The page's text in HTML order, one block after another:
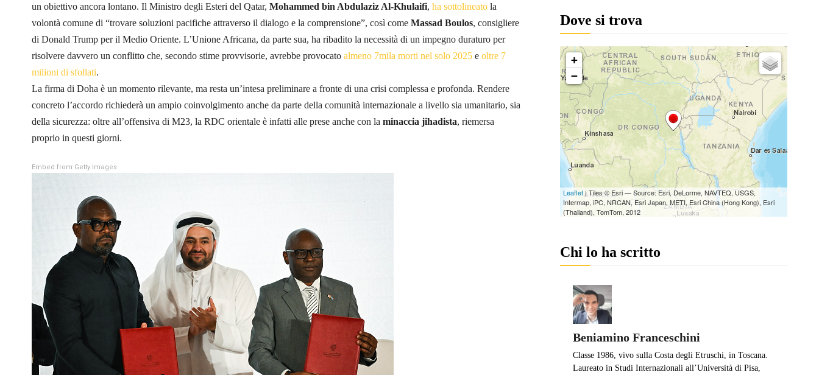
un obiettivo ancora lontano. Il Ministro degli Esteri del Qatar, Mohammed bin Abdulaziz Al-Khulaifi, ha sottolineato la
volontà comune di “trovare soluzioni pacifiche attraverso il dialogo e la comprensione”, così come Massad Boulos, consigliere
di Donald Trump per il Medio Oriente. L’Unione Africana, da parte sua, ha ribadito la necessità di un impegno duraturo per
risolvere davvero un conflitto che, secondo stime provvisorie, avrebbe provocato almeno 7mila morti nel solo 2025 e oltre 7
milioni di sfollati.
La firma di Doha è un momento rilevante, ma resta un’intesa preliminare a fronte di una crisi complessa e profonda. Rendere
concreto l’accordo richiederà un ampio coinvolgimento anche da parte della comunità internazionale a livello sia umanitario, sia
della sicurezza: oltre all’offensiva di M23, la RDC orientale è infatti alle prese anche con la minaccia jihadista, riemersa
proprio in questi giorni.
Embed from Getty Images
Dove si trova
Chi lo ha scritto
Beniamino Franceschini
Classe 1986, vivo sulla Costa degli Etruschi, in Toscana.
Laureato in Studi Internazionali all’Università di Pisa,